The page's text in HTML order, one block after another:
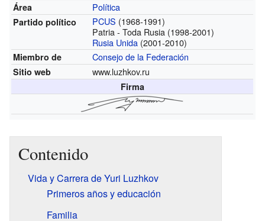
Área Política
Partido político PCUS (1968-1991)
Patria - Toda Rusia (1998-2001)
Rusia Unida (2001-2010)
Miembro de Consejo de la Federación
Sitio web www.luzhkov.ru
Firma
Contenido
Vida y Carrera de Yuri Luzhkov
Primeros años y educación
Familia